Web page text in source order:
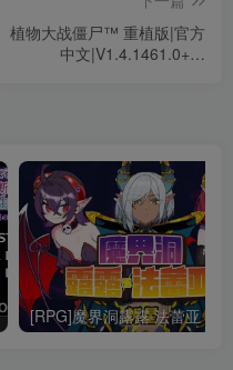
植物大战僵尸™ 重植版|官方
中文|V1.4.1461.0+全